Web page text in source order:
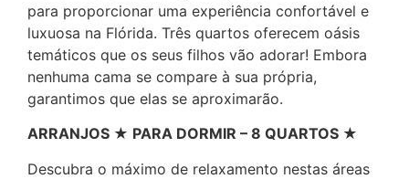
para proporcionar uma experiência confortável e
luxuosa na Flórida. Três quartos oferecem oásis
temáticos que os seus filhos vão adorar! Embora
nenhuma cama se compare à sua própria,
garantimos que elas se aproximarão.
ARRANJOS ★ PARA DORMIR – 8 QUARTOS ★
Descubra o máximo de relaxamento nestas áreas